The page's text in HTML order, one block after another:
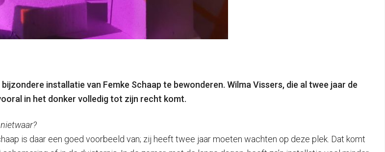
installatie van Femke Schaap te bewonderen. Wilma Vissers, die al twee jaar de
in het donker volledig tot zijn recht komt.
is daar een goed voorbeeld van; zij heeft twee jaar moeten wachten op deze plek. Dat komt